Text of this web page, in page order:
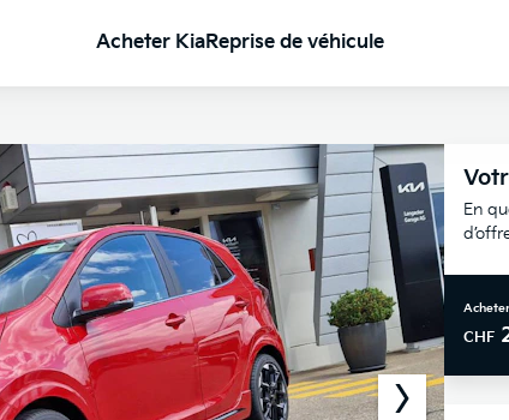
Acheter KiaReprise de véhicule
En
CHF